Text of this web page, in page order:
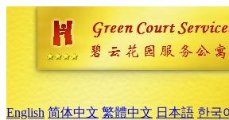
English 简体中文 繁體中文 日本語 한국